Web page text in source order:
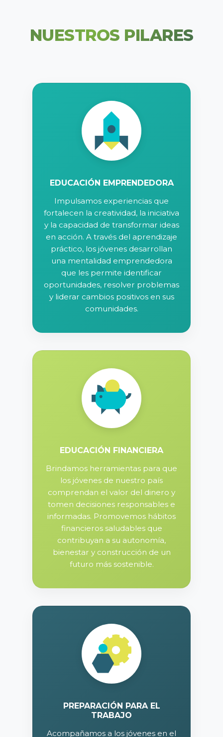
NUESTROS PILARES
EDUCACIÓN EMPRENDEDORA
Impulsamos experiencias que
fortalecen la creatividad, la iniciativa
y la capacidad de transformar ideas
en acción. A través del aprendizaje
práctico, los jóvenes desarrollan
una mentalidad emprendedora
que les permite identificar
oportunidades, resolver problemas
y liderar cambios positivos en sus
comunidades.
EDUCACIÓN FINANCIERA
Brindamos herramientas para que
los jóvenes de nuestro país
comprendan el valor del dinero y
tomen decisiones responsables e
informadas. Promovemos hábitos
financieros saludables que
contribuyan a su autonomía,
bienestar y construcción de un
futuro más sostenible.
PREPARACIÓN PARA EL
TRABAJO
Acompañamos a los jóvenes en el